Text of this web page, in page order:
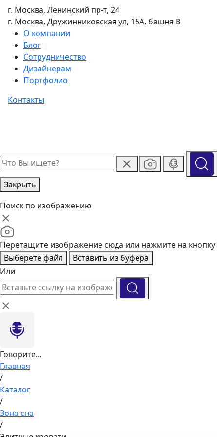
г. Москва, Ленинский пр-т, 24
г. Москва, Дружинниковская ул, 15А, башня В
О компании
Блог
Сотрудничество
Дизайнерам
Портфолио
Контакты
Закрыть
Поиск по изображению
Перетащите изображение сюда или нажмите на кнопку
Выберете файл
Вставить из буфера
Или
Говорите...
Главная
/
Каталог
/
Зона сна
/